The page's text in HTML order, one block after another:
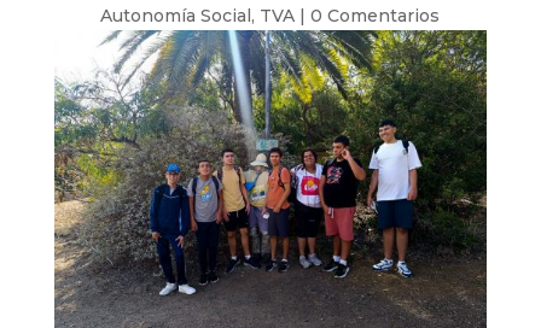
Autonomía Social, TVA |0 Comentarios